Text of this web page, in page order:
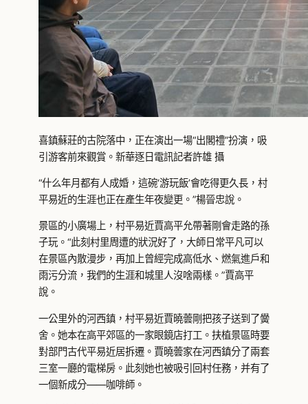
喜鎮蘇莊的古院落中，正在演出一場“出閣禮”扮演，吸
引游客前來觀賞。新華逐日電訊記者許雄 攝
“什么年月都有人成婚，這碗‘游玩飯’會吃得更久長，村
平易近的生涯也正在產生年夜變更。”楊晉忠說。
景區的小廣場上，村平易近賈高平允帶著剛會走路的孫
子玩。“此刻村里周遭的狀況好了，大師日常平凡可以
在景區內散漫步，再加上曾經完成高低水、燃氣進戶和
雨污分流，我們的生涯和城里人沒啥兩樣。”賈高平
說。
一公里外的河西鎮，村平易近賈曉蕓剛把孩子送到了黌
舍。她本在高平郊區的一家眼鏡店打工。扶植景區時要
對部門古代平易近居拆遷。賈曉蕓家在河西鎮分了兩套
三室一廳的電梯房。此刻她也被吸引回村任務，并有了
一個新成分——咖啡師。